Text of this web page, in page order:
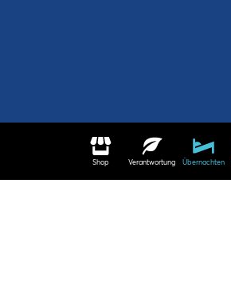
Shop Verantwortung Übernachten